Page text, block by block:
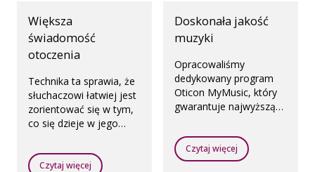
Większa
świadomość
otoczenia
Technika ta sprawia, że
słuchaczowi łatwiej jest
zorientować się w tym,
co się dzieje w jego
Czytaj więcej
Doskonała jakość
muzyki
Opracowaliśmy
dedykowany program
Oticon MyMusic, który
gwarantuje najwyższą
niezależnie od tego, czy
słuchasz muzyki na
żywo czy ją odtwarzasz.
Czytaj więcej